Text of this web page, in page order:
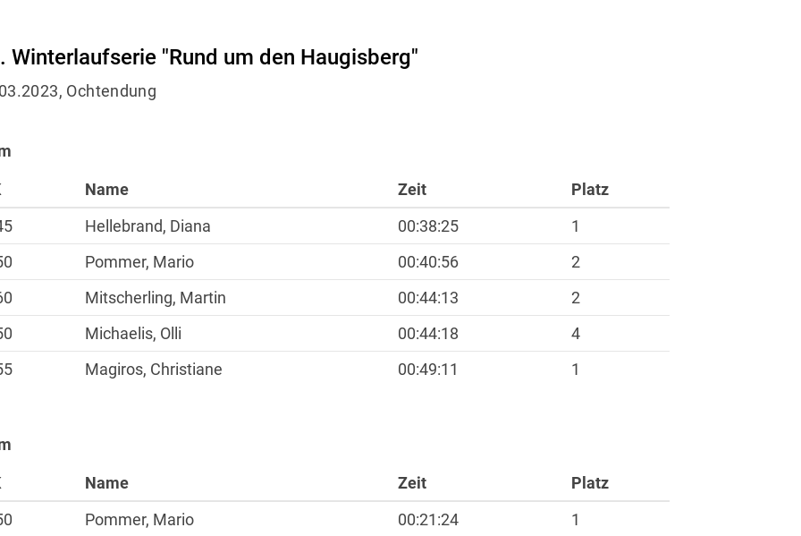
Winterlaufserie "Rund um den Haugisberg"
Ochtendung
Name Zeit
Platz
Hellebrand, Diana 00:38:25
1
Pommer, Mario 00:40:56
2
Mitscherling, Martin 00:44:13
2
Michaelis, Olli 00:44:18
4
Magiros, Christiane 00:49:11 1
Name Zeit
Platz
Pommer, Mario 00:21:24
1